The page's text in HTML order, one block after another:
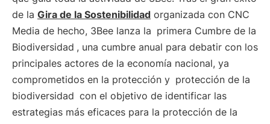
de la Gira de la Sostenibilidad organizada con CNC
Media de hecho, 3Bee lanza la primera Cumbre de la
Biodiversidad , una cumbre anual para debatir con los
principales actores de la economía nacional, ya
comprometidos en la protección y protección de la
biodiversidad con el objetivo de identificar las
estrategias más eficaces para la protección de la